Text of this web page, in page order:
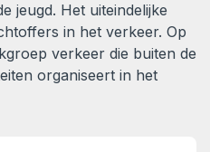
jeugd. Het uiteindelijke
in het verkeer. Op
verkeer die buiten de
organiseert in het